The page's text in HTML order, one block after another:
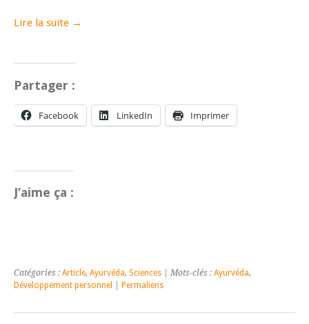
Lire la suite →
Partager :
Facebook LinkedIn Imprimer
J’aime ça :
Catégories : Article, Ayurvéda, Sciences | Mots-clés : Ayurvéda,
Développement personnel
Permaliens